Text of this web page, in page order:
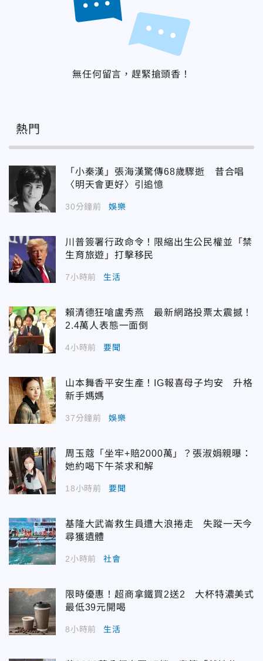
無任何留言，趕緊搶頭香！
熱門
「小秦漢」張海漢驚傳68歲驟逝 昔合唱
〈明天會更好〉引追憶
30分鐘前 娛樂
川普簽署行政命令！限縮出生公民權並「禁
生育旅遊」打擊移民
7小時前 生活
賴清德狂嗆盧秀燕 最新網路投票太震撼！
2.4萬人表態一面倒
4小時前 要聞
山本舞香平安生產！IG報喜母子均安 升格
新手媽媽
37分鐘前 娛樂
周玉蔻「坐牢+賠2000萬」？張淑娟親曝：
她約喝下午茶求和解
18小時前 要聞
基隆大武崙救生員遭大浪捲走 失蹤一天今
尋獲遺體
2小時前 社會
限時優惠！超商拿鐵買2送2 大杯特濃美式
最低39元開喝
8小時前 生活